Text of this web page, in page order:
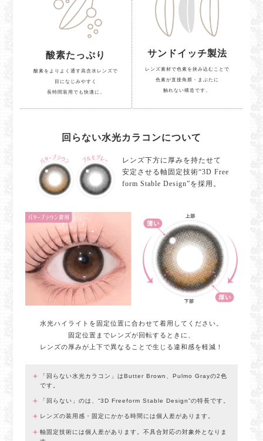
酸素たっぷり
酸素をよりよく通す高含水レンズで
目になじみやすく
長時間装用でも快適に。
サンドイッチ製法
レンズ素材で色素を挟み込むことで
色素が直接角膜・まぶたに
触れない構造です。
回らない水光カラコンについて
レンズ下方に厚みを持たせて
安定させる軸固定技術“3D Free
form Stable Design”を採用。
水光ハイライトを固定位置に合わせて着用してください。
固定位置までレンズが回転するときに、
レンズの厚みが上下で異なることで生じる違和感を軽減！
「回らない水光カラコン」はButter Brown、Pulmo Grayの2色
です。
「回らない」のは、“3D Freeform Stable Design”の特長です。
レンズの装用感・固定にかかる時間には個人差があります。
軸固定技術には個人差があります。不具合対応の対象外となりま